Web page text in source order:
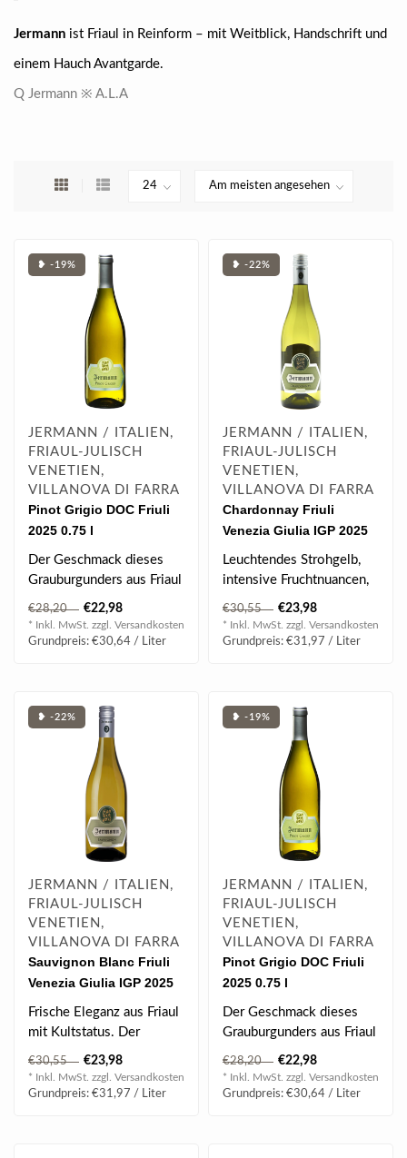
Jermann ist Friaul in Reinform – mit Weitblick, Handschrift und
einem Hauch Avantgarde.
Q Jermann ※ A.L.A
❥ -19%
JERMANN / ITALIEN,
FRIAUL-JULISCH
VENETIEN,
VILLANOVA DI FARRA
Pinot Grigio DOC Friuli
2025 0.75 l
Der Geschmack dieses
Grauburgunders aus Friaul
ist trocken, weich und
besonders ..
€28,20 €22,98
* Inkl. MwSt. zzgl. Versandkosten
Grundpreis: €30,64 / Liter
❥ -22%
JERMANN / ITALIEN,
FRIAUL-JULISCH
VENETIEN,
VILLANOVA DI FARRA
Chardonnay Friuli
Venezia Giulia IGP 2025
0.75 l
Leuchtendes Strohgelb,
intensive Fruchtnuancen,
ein Hauch Banane,
facettenreiche..
€30,55 €23,98
* Inkl. MwSt. zzgl. Versandkosten
Grundpreis: €31,97 / Liter
❥ -22%
JERMANN / ITALIEN,
FRIAUL-JULISCH
VENETIEN,
VILLANOVA DI FARRA
Sauvignon Blanc Friuli
Venezia Giulia IGP 2025
0.75 l
Frische Eleganz aus Friaul
mit Kultstatus. Der
Sauvignon Blanc 2025
von Jermann ..
€30,55 €23,98
* Inkl. MwSt. zzgl. Versandkosten
Grundpreis: €31,97 / Liter
❥ -19%
JERMANN / ITALIEN,
FRIAUL-JULISCH
VENETIEN,
VILLANOVA DI FARRA
Pinot Grigio DOC Friuli
2025 0.75 l
Der Geschmack dieses
Grauburgunders aus Friaul
ist trocken, weich und
besonders ..
€28,20 €22,98
* Inkl. MwSt. zzgl. Versandkosten
Grundpreis: €30,64 / Liter